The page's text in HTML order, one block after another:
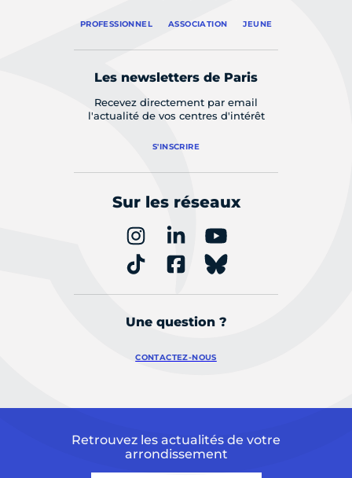
PROFESSIONNEL ASSOCIATION JEUNE
Les newsletters de Paris
Recevez directement par email
l'actualité de vos centres d'intérêt
S'INSCRIRE
Sur les réseaux
Une question ?
CONTACTEZ-NOUS
Retrouvez les actualités de votre
arrondissement